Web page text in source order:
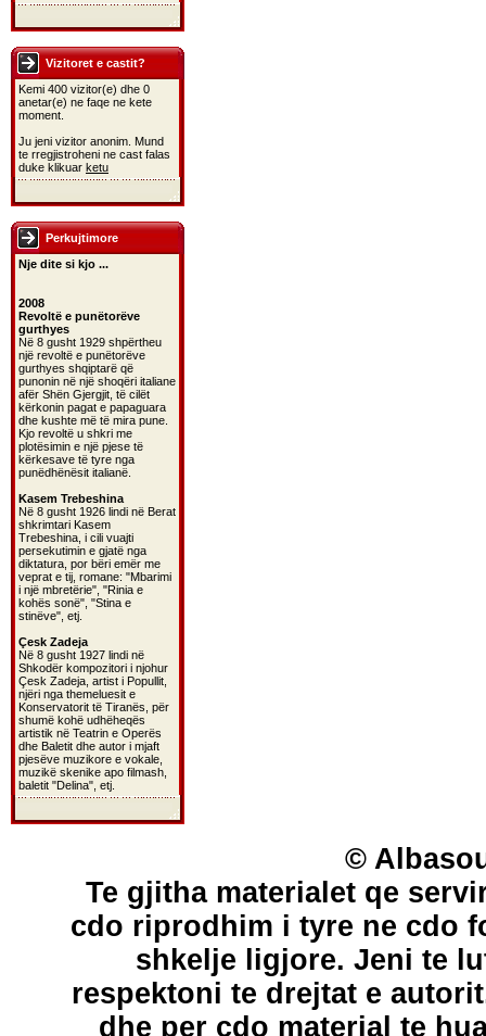
Vizitoret e castit?
Kemi 400 vizitor(e) dhe 0
anetar(e) ne faqe ne kete
moment.
Ju jeni vizitor anonim. Mund
te rregjistroheni ne cast falas
duke klikuar ketu
Perkujtimore
Nje dite si kjo ...
2008
Revoltë e punëtorëve
gurthyes
Në 8 gusht 1929 shpërtheu
një revoltë e punëtorëve
gurthyes shqiptarë që
punonin në një shoqëri italiane
afër Shën Gjergjit, të cilët
kërkonin pagat e papaguara
dhe kushte më të mira pune.
Kjo revoltë u shkri me
plotësimin e një pjese të
kërkesave të tyre nga
punëdhënësit italianë.
Kasem Trebeshina
Në 8 gusht 1926 lindi në Berat
shkrimtari Kasem
Trebeshina, i cili vuajti
persekutimin e gjatë nga
diktatura, por bëri emër me
veprat e tij, romane: "Mbarimi
i një mbretërie", "Rinia e
kohës sonë", "Stina e
stinëve", etj.
Çesk Zadeja
Në 8 gusht 1927 lindi në
Shkodër kompozitori i njohur
Çesk Zadeja, artist i Popullit,
njëri nga themeluesit e
Konservatorit të Tiranës, për
shumë kohë udhëheqës
artistik në Teatrin e Operës
dhe Baletit dhe autor i mjaft
pjesëve muzikore e vokale,
muzikë skenike apo filmash,
baletit "Delina", etj.
©
Te gjitha materialet qe
cdo riprodhim i tyre ne cdo
shkelje ligjore. Jeni te
respektoni te drejtat e
dhe per cdo material te